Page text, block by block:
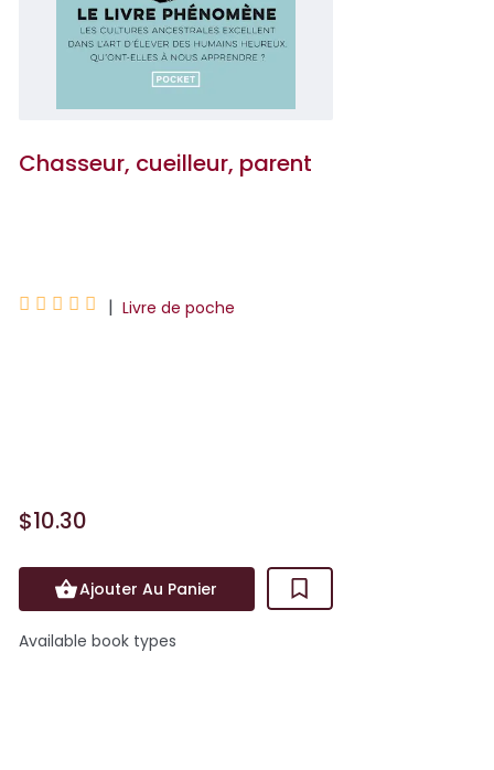
Chasseur, cueilleur, parent
     | Livre de poche
$10.30
Ajouter Au Panier
Available book types